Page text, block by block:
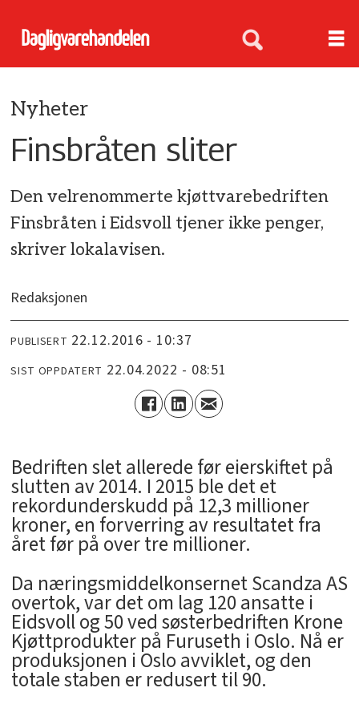
Nyheter
Finsbråten sliter
Den velrenommerte kjøttvarebedriften
Finsbråten i Eidsvoll tjener ikke penger,
skriver lokalavisen.
Redaksjonen
PUBLISERT 22.12.2016 - 10:37
SIST OPPDATERT 22.04.2022 - 08:51
Bedriften slet allerede før eierskiftet på
slutten av 2014. I 2015 ble det et
rekordunderskudd på 12,3 millioner
kroner, en forverring av resultatet fra
året før på over tre millioner.
Da næringsmiddelkonsernet Scandza AS
overtok, var det om lag 120 ansatte i
Eidsvoll og 50 ved søsterbedriften Krone
Kjøttprodukter på Furuseth i Oslo. Nå er
produksjonen i Oslo avviklet, og den
totale staben er redusert til 90.